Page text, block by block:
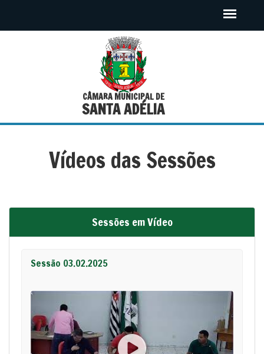
CÂMARA MUNICIPAL DE
SANTA ADÉLIA
Vídeos das Sessões
Sessões em Vídeo
Sessão 03.02.2025